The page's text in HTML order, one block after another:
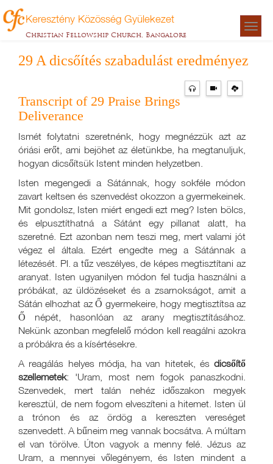
Keresztény Közösség Gyülekezet
Christian Fellowship Church, Bangalore
29 A dicsőítés szabadulást eredményez
Transcript of 29 Praise Brings
Deliverance
Ismét folytatni szeretnénk, hogy megnézzük azt az
óriási erőt, ami bejöhet az életünkbe, ha megtanuljuk,
hogyan dicsőítsük Istent minden helyzetben.
Isten megengedi a Sátánnak, hogy sokféle módon
zavart keltsen és szenvedést okozzon a gyermekeinek.
Mit gondolsz, Isten miért engedi ezt meg? Isten bölcs,
és elpusztíthatná a Sátánt egy pillanat alatt, ha
szeretné. Ezt azonban nem teszi meg, mert valami jót
végez el általa. Ezért engedte meg a Sátánnak a
létezését. Pl. a tűz veszélyes, de képes megtisztítani az
aranyat. Isten ugyanilyen módon fel tudja használni a
próbákat, az üldözéseket és a zsarnokságot, amit a
Sátán elhozhat az Ő gyermekeire, hogy megtisztítsa az
Ő népét, hasonlóan az arany megtisztításához.
Nekünk azonban megfelelő módon kell reagálni azokra
a próbákra és a kísértésekre.
A reagálás helyes módja, ha van hitetek, és dicsőítő
szellemetek: 'Uram, most nem fogok panaszkodni.
Szenvedek, mert talán nehéz időszakon megyek
keresztül, de nem fogom elveszíteni a hitemet. Isten ül
a trónon és az ördög a kereszten vereséget
szenvedett. A bűneim meg vannak bocsátva. A múltam
el van törölve. Úton vagyok a menny felé. Jézus az
Uram, a mennyei vőlegényem, és Isten mindent a